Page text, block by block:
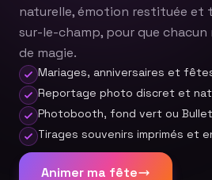
naturelle, émotion restituée et
sur-le-champ, pour que
de magie.
Mariages, anniversaires et
Reportage photo discret et
Photobooth, fond vert ou
Tirages souvenirs imprimés et
Animer ma fête